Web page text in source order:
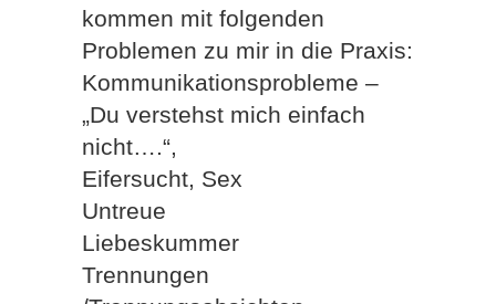
kommen mit folgenden
Problemen zu mir in die Praxis:
Kommunikationsprobleme –
„Du verstehst mich einfach
nicht….“,
Eifersucht, Sex
Untreue
Liebeskummer
Trennungen